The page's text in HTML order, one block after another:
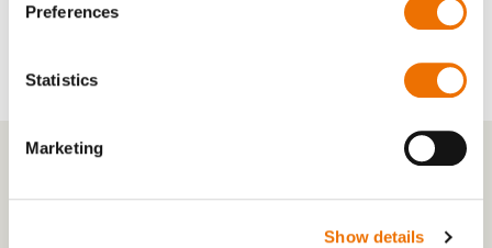
Preferences
Statistics
Marketing
Show details